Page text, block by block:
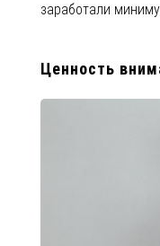
заработали
Ценность